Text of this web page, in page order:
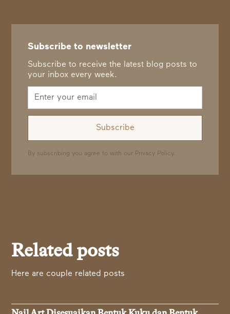
Subscribe to newsletter
Subscribe to receive the latest blog posts to
your inbox every week.
By subscribing you agree to with our Privacy Policy.
Related posts
Here are couple related posts